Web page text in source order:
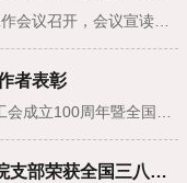
者表彰
民盟复旦大学委员会儿科医院支部荣获全国三八红旗集体！